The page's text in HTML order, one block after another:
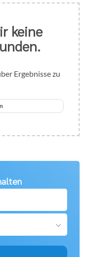
keine
Ergebnisse zu